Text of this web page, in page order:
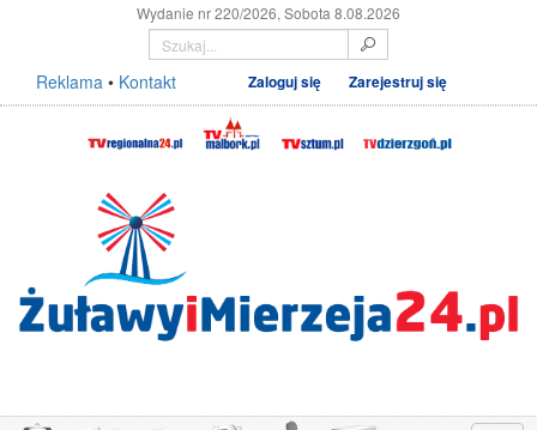
Wydanie nr 220/2026, Sobota 8.08.2026
Reklama • Kontakt Zaloguj się Zarejestruj się